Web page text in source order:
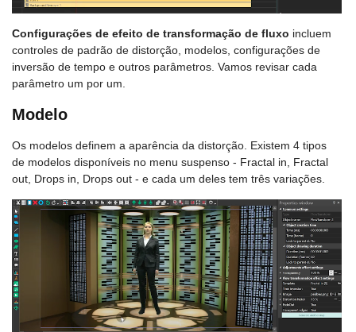
Configurações de efeito de transformação de fluxo incluem
controles de padrão de distorção, modelos, configurações de
inversão de tempo e outros parâmetros. Vamos revisar cada
parâmetro um por um.
Modelo
Os modelos definem a aparência da distorção. Existem 4 tipos
de modelos disponíveis no menu suspenso - Fractal in, Fractal
out, Drops in, Drops out - e cada um deles tem três variações.